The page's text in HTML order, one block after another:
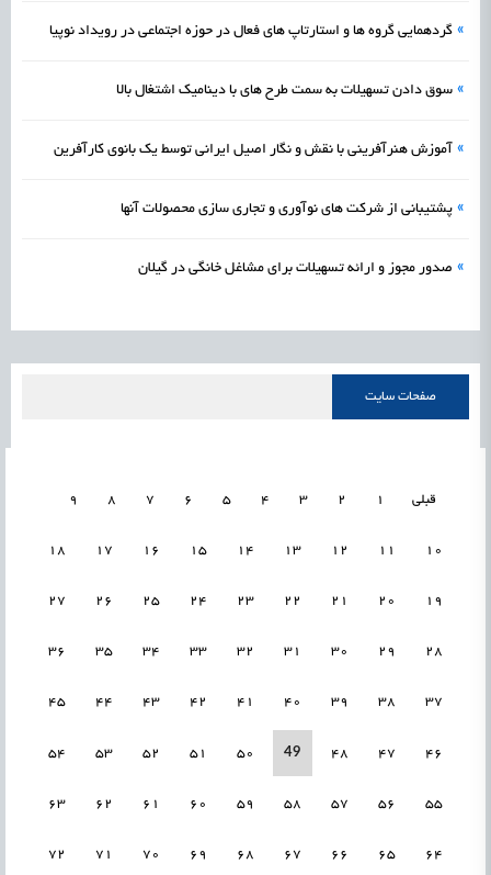
» گردهمایی گروه ها و استارتاپ های فعال در حوزه اجتماعی در رویداد نوپیا
» سوق دادن تسهیلات به سمت طرح های با دینامیک اشتغال بالا
» آموزش هنرآفرینی با نقش و نگار اصیل ایرانی توسط یک بانوی کارآفرین
» پشتیبانی از شرکت های نوآوری و تجاری سازی محصولات آنها
» صدور مجوز و ارائه تسهیلات برای مشاغل خانگی در گیلان
صفحات سایت
قبلی 1
2
3
4
5
6
7
8
9
10
11
12
13
14
15
16
17
18
19
20
21
22
23
24
25
26
27
28
29
30
31
32
33
34
35
36
37
38
39
40
41
42
43
44
45
46
47
48
49
50
51
52
53
54
55
56
57
58
59
60
61
62
63
64
65
66
67
68
69
70
71
72